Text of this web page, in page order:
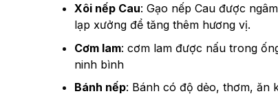
Xôi nếp Cau: Gạo nếp Cau được
lạp xưởng để tăng thêm hương vị.
Cơm lam: cơm lam được nấu trong
ninh bình
Bánh nếp: Bánh có độ dẻo, thơm, ăn